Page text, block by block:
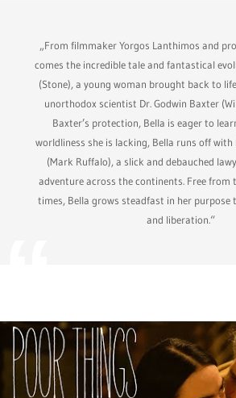
„From filmmaker Yorgos Lanthimos and
comes the incredible tale and fantastical
(Stone), a young woman brought back to
unorthodox scientist Dr. Godwin Baxter
Baxter’s protection, Bella is eager to
worldliness she is lacking, Bella runs off with
(Mark Ruffalo), a slick and debauched
adventure across the continents. Free from
times, Bella grows steadfast in her
and liberation.“